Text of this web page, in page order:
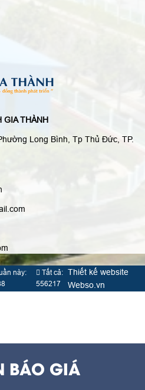
GIA THÀNH
Long Bình, Tp Thủ Đức, TP.
này:
Tất cả:
556217
Thiết kế website
Webso.vn
BÁO GIÁ